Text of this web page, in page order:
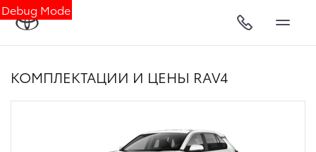
Debug Mode
КОМПЛЕКТАЦИИ И ЦЕНЫ RAV4